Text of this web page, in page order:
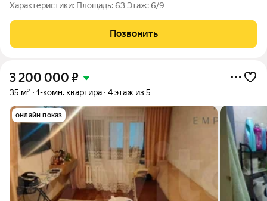
Характеристики: Площадь: 63 Этаж: 6/9
Позвонить
3 200 000 ₽
35 м² 1-комн. квартира 4 этаж из 5
онлайн показ